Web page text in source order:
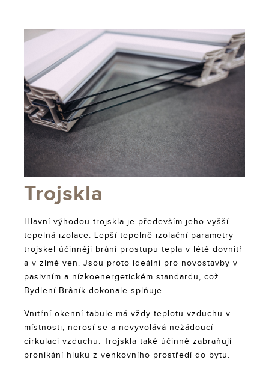
Trojskla
Hlavní výhodou trojskla je především jeho vyšší
tepelná izolace. Lepší tepelně izolační parametry
trojskel účinněji brání prostupu tepla v létě dovnitř
a v zimě ven. Jsou proto ideální pro novostavby v
pasivním a nízkoenergetickém standardu, což
Bydlení Brâník dokonale splňuje.
Vnitřní okenní tabule má vždy teplotu vzduchu v
místnosti, nerosí se a nevyvolává nežádoucí
cirkulaci vzduchu. Trojskla také účinně zabraňují
pronikání hluku z venkovního prostředí do bytu.